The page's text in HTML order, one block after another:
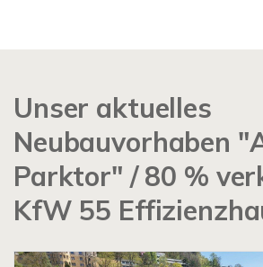
Unser aktuelles
Neubauvorhaben
Parktor" / 80 %
KfW 55